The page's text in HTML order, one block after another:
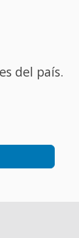
del país.